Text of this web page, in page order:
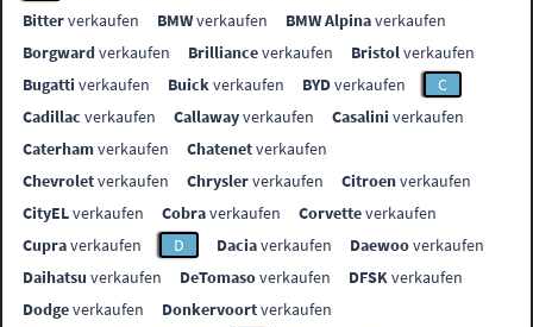
Bitterverkaufen BMWverkaufen BMW Alpinaverkaufen
Borgwardverkaufen Brillianceverkaufen Bristolverkaufen
Bugatti verkaufen Buickverkaufen BYDverkaufen
C
Cadillac verkaufen Callawayverkaufen Casalini verkaufen
Caterhamverkaufen Chatenetverkaufen
Chevroletverkaufen Chryslerverkaufen Citroenverkaufen
CityELverkaufen Cobraverkaufen Corvetteverkaufen
Cupraverkaufen D Daciaverkaufen Daewooverkaufen
Daihatsu verkaufen DeTomasoverkaufen DFSKverkaufen
Dodgeverkaufen Donkervoortverkaufen